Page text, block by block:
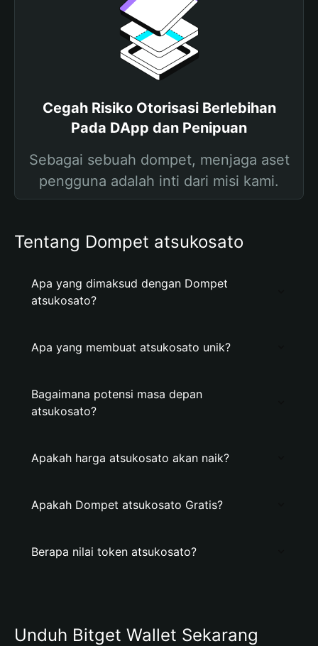
Cegah Risiko Otorisasi Berlebihan
Pada DApp dan Penipuan
Sebagai sebuah dompet, menjaga aset
pengguna adalah inti dari misi kami.
Tentang Dompet atsukosato
Apa yang dimaksud dengan Dompet
atsukosato?
Apa yang membuat atsukosato unik?
Bagaimana potensi masa depan
atsukosato?
Apakah harga atsukosato akan naik?
Apakah Dompet atsukosato Gratis?
Berapa nilai token atsukosato?
Unduh Bitget Wallet Sekarang